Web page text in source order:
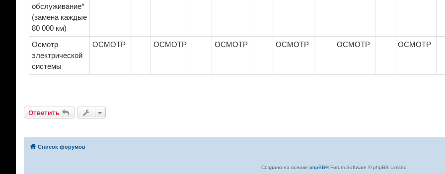
обслуживание*
(замена каждые
80 000 км)
Осмотр
электрической
системы
ОСМОТР ОСМОТР ОСМОТР ОСМОТР ОСМОТР ОСМОТР
Ответить
Список форумов
Создано на основе phpBB® Forum Software © phpBB Limited